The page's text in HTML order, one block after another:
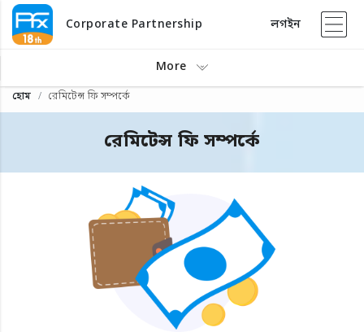
Corporate Partnership লগইন
More
হোম রেমিটেন্স ফি সম্পর্কে
রেমিটেন্স ফি সম্পর্কে